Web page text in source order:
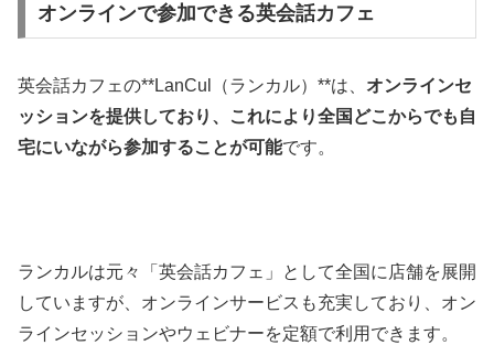
オンラインで参加できる英会話カフェ
英会話カフェの**LanCul（ランカル）**は、 オンラインセ
ッションを提供しており、これにより全国どこからでも自
宅にいながら参加することが可能です。
ランカルは元々「英会話カフェ」として全国に店舗を展開
していますが、オンラインサービスも充実しており、オン
ラインセッションやウェビナーを定額で利用できます。